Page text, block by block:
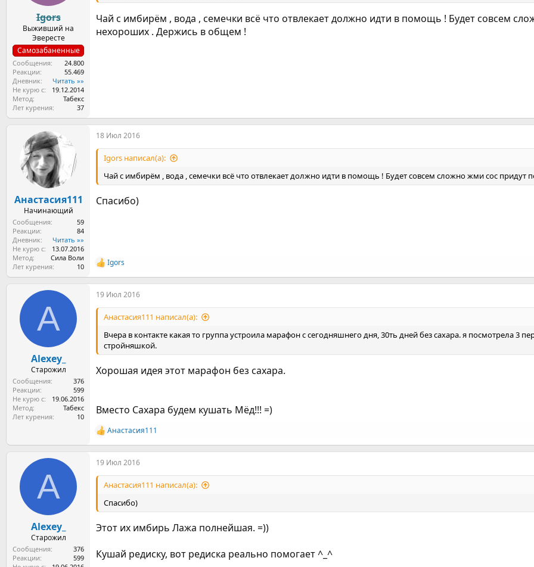
Igors
Выживший на
Эвересте
Самозабаненные
Сообщения
24.800
Реакции
55.469
Дневник
Читать »»
Не курю с
19.12.2014
Метод
Табекс
Лет курения
37
Чай с имбирём , вода , семечки всё что отвлекает должно идти в помощь ! Будет совсем
нехороших . Держись в общем !
Анастасия111
Начинающий
Сообщения
59
Реакции
84
Дневник
Читать »»
Не курю с
13.07.2016
Метод
Сила Воли
Лет курения
10
18 Июл 2016
Igors написал(а):
Чай с имбирём , вода , семечки всё что отвлекает должно идти в помощь ! Будет совсем сложно жми сос
Спасибо)
Р
е
а
к
Igors
A
Alexey_
Старожил
Сообщения
376
Реакции
599
Не курю с
19.06.2016
Метод
Табекс
Лет курения
10
19 Июл 2016
Анастасия111 написал(а):
Вчера в контакте какая то группа устроила марафон с сегодняшнего дня, 30ть дней без сахара. я посмотрела 3
стройняшкой.
Хорошая идея этот марафон без сахара.
Вместо Сахара будем кушать Мёд!!! =)
Р
е
а
к
Анастасия111
A
Alexey_
Старожил
Сообщения
376
Реакции
599
19 Июл 2016
Анастасия111 написал(а):
Спасибо)
Этот их имбирь Лажа полнейшая. =))
Кушай редиску, вот редиска реально помогает ^_^